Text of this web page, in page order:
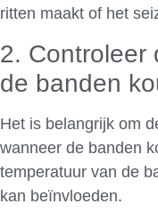
ritten maakt of het
2. Controleer
de banden
Het is belangrijk om
wanneer de banden
temperatuur van de
kan beïnvloeden.